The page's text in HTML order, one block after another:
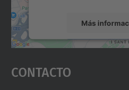
Más
Aceptar
powered by
Contacto